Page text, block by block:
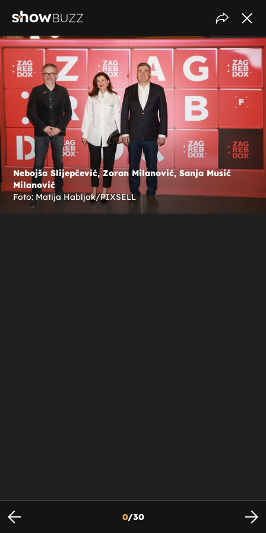
Nebojša Slijepčević, Zoran Milanović, Sanja Musić
Milanović
Foto: Matija Habljak/PIXSELL
0/30